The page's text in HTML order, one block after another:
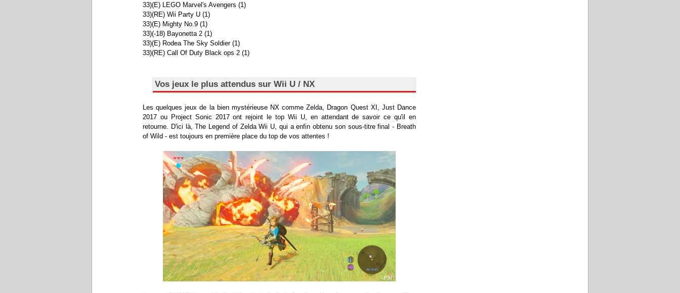
33)(E) LEGO Marvel's Avengers (1)
33)(RE) Wii Party U (1)
33)(E) Mighty No.9 (1)
33)(-18) Bayonetta 2 (1)
33)(E) Rodea The Sky Soldier (1)
33)(RE) Call Of Duty Black ops 2 (1)
Vos jeux le plus attendus sur Wii U / NX
Les quelques jeux de la bien mystérieuse NX comme Zelda, Dragon Quest XI, Just Dance
2017 ou Project Sonic 2017 ont rejoint le top Wii U, en attendant de savoir ce qu'il en
retourne. D'ici là, The Legend of Zelda Wii U, qui a enfin obtenu son sous-titre final - Breath
of Wild - est toujours en première place du top de vos attentes !